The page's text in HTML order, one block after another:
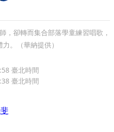
，卻轉而集合部落學童練習唱歌，
。（華納提供）
臺北時間
臺北時間